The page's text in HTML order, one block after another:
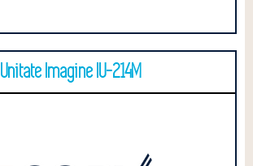
Unitate Imagine IU-214M